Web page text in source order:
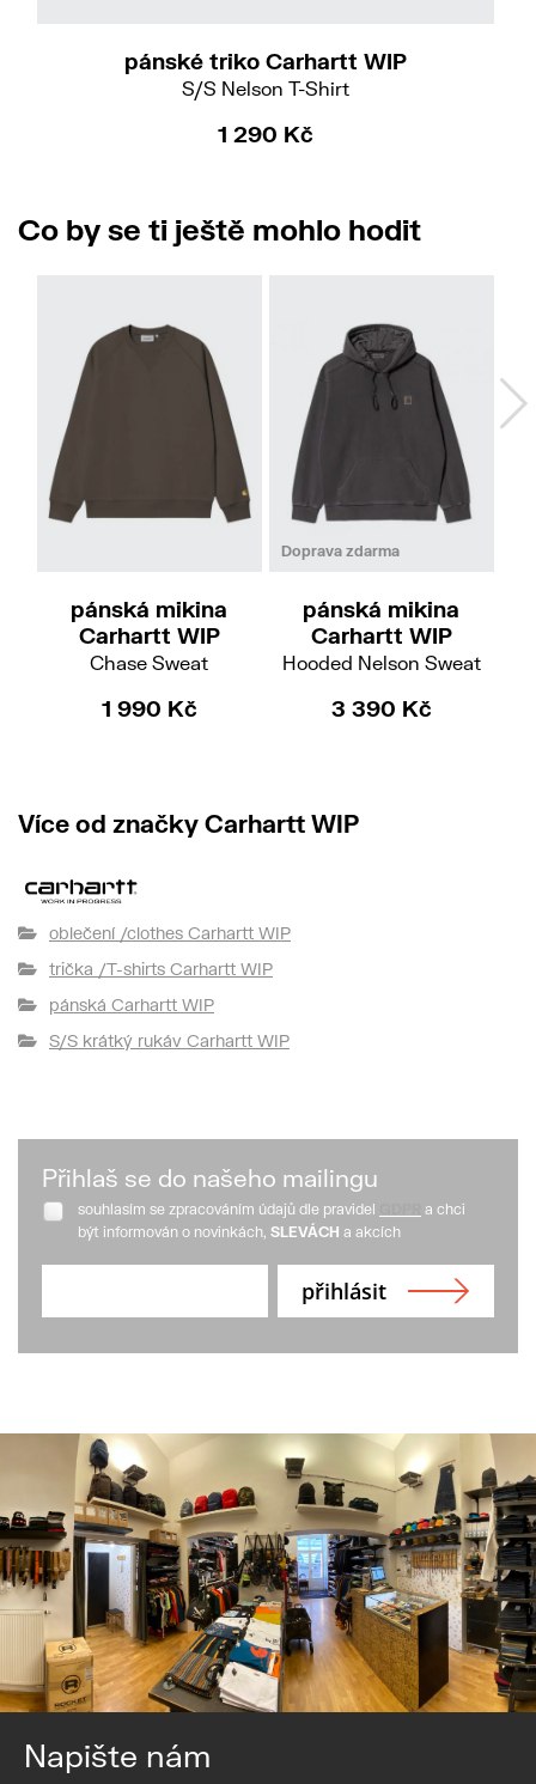
pánské triko Carhartt WIP
S/S Nelson T-Shirt
1 290 Kč
Co by se ti ještě mohlo hodit
pánská mikina
Carhartt WIP
Chase Sweat
1 990 Kč
Doprava zdarma
XL
pánská mikina
Carhartt WIP
Hooded Nelson Sweat
3 390 Kč
Více od značky Carhartt WIP
oblečení /clothes Carhartt WIP
trička /T-shirts Carhartt WIP
pánská Carhartt WIP
S/S krátký rukáv Carhartt WIP
Přihlaš se do našeho mailingu
souhlasím se zpracováním údajů dle pravidel
a chci
být informován o novinkách, SLEVÁCH a akcích
Napište nám